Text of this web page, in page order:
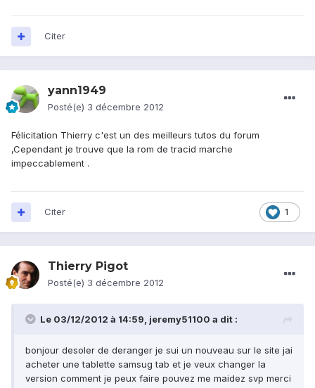
Citer
yann1949
Posté(e) 3 décembre 2012
Félicitation Thierry c'est un des meilleurs tutos du forum
,Cependant je trouve que la rom de tracid marche
impeccablement .
1
Citer
Thierry Pigot
Posté(e) 3 décembre 2012
Le 03/12/2012 à 14:59, jeremy51100 a dit :
bonjour desoler de deranger je sui un nouveau sur le site jai
acheter une tablette samsug tab et je veux changer la
version comment je peux faire pouvez me maidez svp merci